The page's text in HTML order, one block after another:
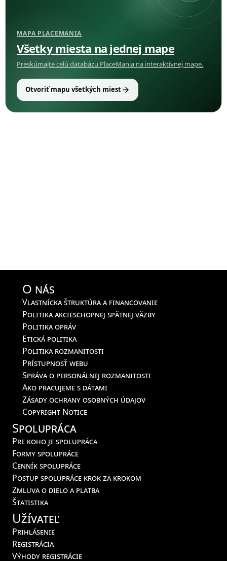
MAPA PLACEMANIA
Všetky miesta na jednej mape
Preskúmajte celú databázu PlaceMania na interaktívnej mape.
Otvoriť mapu všetkých miestarrow_forward
O nás
Vlastnícka štruktúra a financovanie
Politika akcieschopnej spätnej väzby
Politika opráv
Etická politika
Politika rozmanitosti
Prístupnosť webu
Správa o personálnej rozmanitosti
Ako pracujeme s dátami
Zásady ochrany osobných údajov
Copyright Notice
Spolupráca
Pre koho je spolupráca
Formy spolupráce
Cenník spolupráce
Postup spolupráce krok za krokom
Zmluva o dielo a platba
Štatistika
Užívateľ
Prihlásenie
Registrácia
Výhody registrácie